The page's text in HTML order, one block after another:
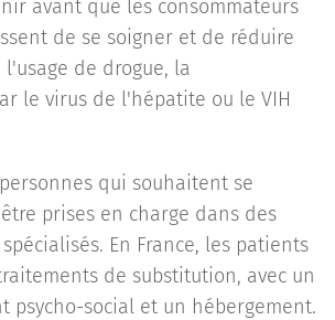
avant que les consommateurs
de se soigner et de réduire
de drogue, la
le virus de l'hépatite ou le VIH
qui souhaitent se
prises en charge dans des
En France, les patients
de substitution, avec un
psycho-social et un hébergement.